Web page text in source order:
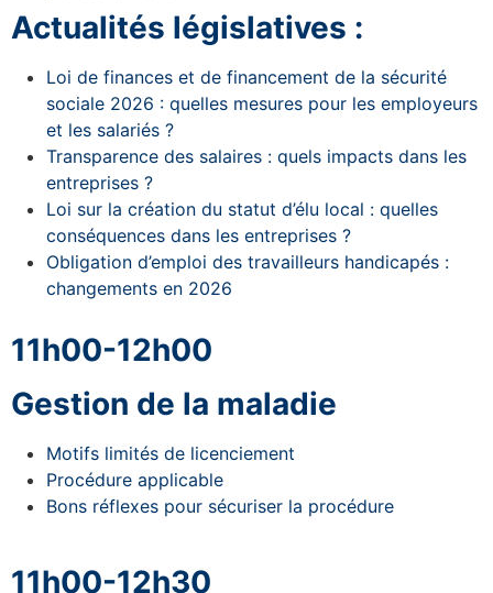
Actualités législatives :
Loi de finances et de financement de la sécurité
sociale 2026 : quelles mesures pour les employeurs
et les salariés ?
Transparence des salaires : quels impacts dans les
entreprises ?
Loi sur la création du statut d’élu local : quelles
conséquences dans les entreprises ?
Obligation d’emploi des travailleurs handicapés :
changements en 2026
11h00-12h00
Gestion de la maladie
Motifs limités de licenciement
Procédure applicable
Bons réflexes pour sécuriser la procédure
11h00-12h30